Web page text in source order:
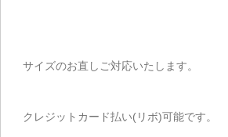
サイズのお直しご対応いたします。
クレジットカード払い(リボ)可能です。